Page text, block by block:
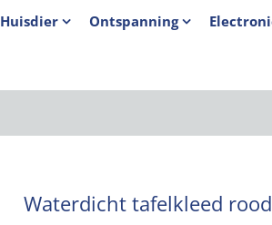
Huisdier Ontspanning
Waterdicht tafelkleed